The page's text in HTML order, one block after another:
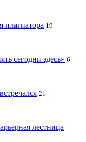
19
сегодни здесь» 6
21
лестница